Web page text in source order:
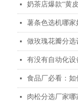
넷
넷
넷
넷
넷
넷